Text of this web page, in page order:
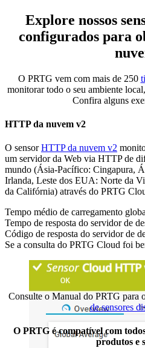
Explore nossos
configurados para
O PRTG vem com mais de 250
monitorar todo o seu ambiente
Confira alguns
HTTP da nuvem v2
O sensorHTTP da nuvem v2
um servidor da Web via HTTP de
mundo (Ásia-Pacífico: Cingapura,
Irlanda, Leste dos EUA: Norte da
da Califórnia) através do PRTG
Tempo médio de carregamento
Tempo de resposta do servidor de
Código de resposta do servidor de
Se a consulta do PRTG Cloud foi
Consulte o Manual do PRTG para
de sensores
O PRTG é compatível com
produtos e